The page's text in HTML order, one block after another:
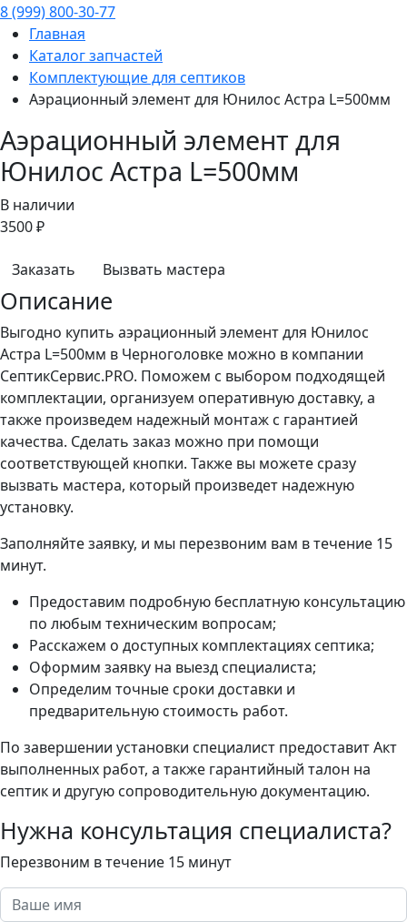
8 (999) 800-30-77
Главная
Каталог запчастей
Комплектующие для септиков
Аэрационный элемент для Юнилос Астра L=500мм
Аэрационный элемент для
Юнилос Астра L=500мм
В наличии
3500 ₽
Заказать Вызвать мастера
Описание
Выгодно купить аэрационный элемент для Юнилос
Астра L=500мм в Черноголовке можно в компании
СептикСервис.PRO. Поможем с выбором подходящей
комплектации, организуем оперативную доставку, а
также произведем надежный монтаж с гарантией
качества. Сделать заказ можно при помощи
соответствующей кнопки. Также вы можете сразу
вызвать мастера, который произведет надежную
установку.
Заполняйте заявку, и мы перезвоним вам в течение 15
минут.
Предоставим подробную бесплатную консультацию
по любым техническим вопросам;
Расскажем о доступных комплектациях септика;
Оформим заявку на выезд специалиста;
Определим точные сроки доставки и
предварительную стоимость работ.
По завершении установки специалист предоставит Акт
выполненных работ, а также гарантийный талон на
септик и другую сопроводительную документацию.
Нужна консультация специалиста?
Перезвоним в течение 15 минут